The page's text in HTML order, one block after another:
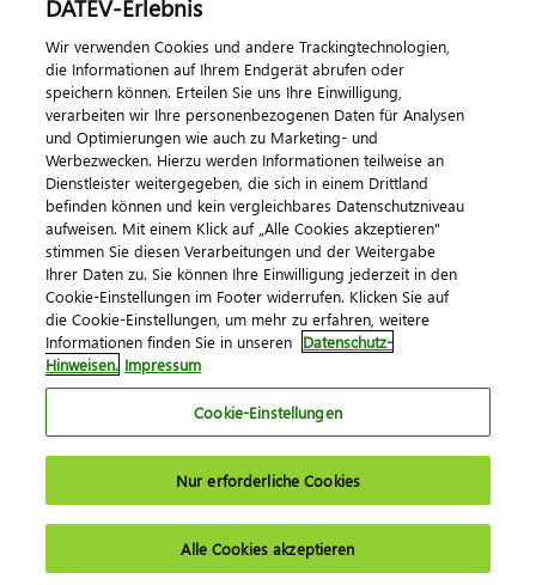
Kontaktieren Sie uns
© 2026 DATEV eG
ImpressumDatenschutzAGB Kontakt
Cookie-Einstellungen
DATEV-Erlebnis
Wir verwenden Cookies und andere Trackingtechnologien,
die Informationen auf Ihrem Endgerät abrufen oder
speichern können. Erteilen Sie uns Ihre Einwilligung,
verarbeiten wir Ihre personenbezogenen Daten für Analysen
und Optimierungen wie auch zu Marketing- und
Werbezwecken. Hierzu werden Informationen teilweise an
Dienstleister weitergegeben, die sich in einem Drittland
befinden können und kein vergleichbares Datenschutzniveau
aufweisen. Mit einem Klick auf „Alle Cookies akzeptieren"
stimmen Sie diesen Verarbeitungen und der Weitergabe
Ihrer Daten zu. Sie können Ihre Einwilligung jederzeit in den
Cookie-Einstellungen im Footer widerrufen. Klicken Sie auf
die Cookie-Einstellungen, um mehr zu erfahren, weitere
Informationen finden Sie in unseren Datenschutz-
Hinweisen. Impressum
Cookie-Einstellungen
Nur erforderliche Cookies
Alle Cookies akzeptieren